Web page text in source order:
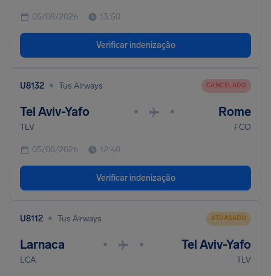
05/08/2026 13:50
Verificar indenização
U8132 • Tus Airways CANCELADO
Tel Aviv-Yafo • • Rome
TLV FCO
05/08/2026 12:40
Verificar indenização
U8112 • Tus Airways ATRASADO
Larnaca • • Tel Aviv-Yafo
LCA TLV